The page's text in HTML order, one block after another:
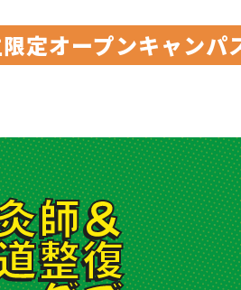
校生ページ
定オープンキャンパ
師＆
整復